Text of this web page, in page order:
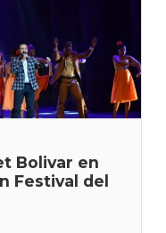
Bolivar en
Festival del